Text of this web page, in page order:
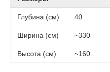
Глубина (см) 40
Ширина (см) ~330
Высота (см) ~160